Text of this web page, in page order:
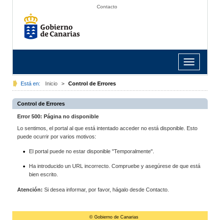
Contacto
Toggle
navigation
Está en: Inicio > Control de Errores
Control de Errores
Error 500: Página no disponible
Lo sentimos, el portal al que está intentado acceder no está disponible. Esto
puede ocurrir por varios motivos:
El portal puede no estar disponible "Temporalmente".
Ha introducido un URL incorrecto. Compruebe y asegúrese de que está
bien escrito.
Atención: Si desea informar, por favor, hágalo desde Contacto.
© Gobierno de Canarias